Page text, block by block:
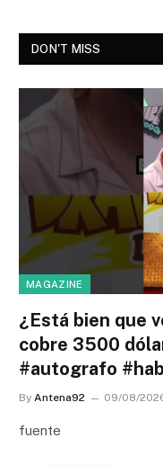
DON'T MISS
MAGAZINE
¿Está bien que
cobre 3500
#autografo
By Antena92 09/08/
fuente